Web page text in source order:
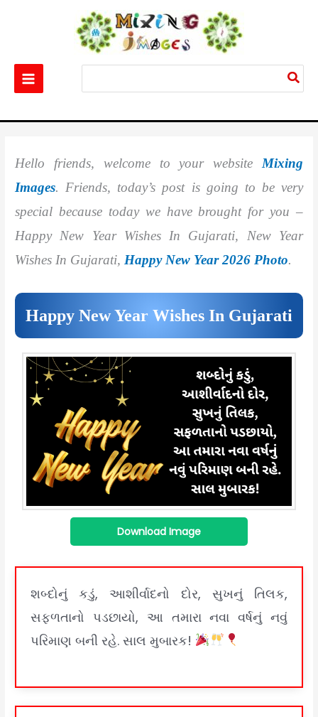
Hello friends, welcome to your website Mixing
Images. Friends, today’s post is going to be very
special because today we have brought for you –
Happy New Year Wishes In Gujarati, New Year
Wishes In Gujarati, Happy New Year 2026 Photo.
Happy New Year Wishes In Gujarati
Download Image
શબ્દોનું કડું, આશીર્વાદનો દોર, સુખનું તિલક,
સફળતાનો પડછાયો, આ તમારા નવા વર્ષનું નવું
પરિમાણ બની રહે. સાલ મુબારક!